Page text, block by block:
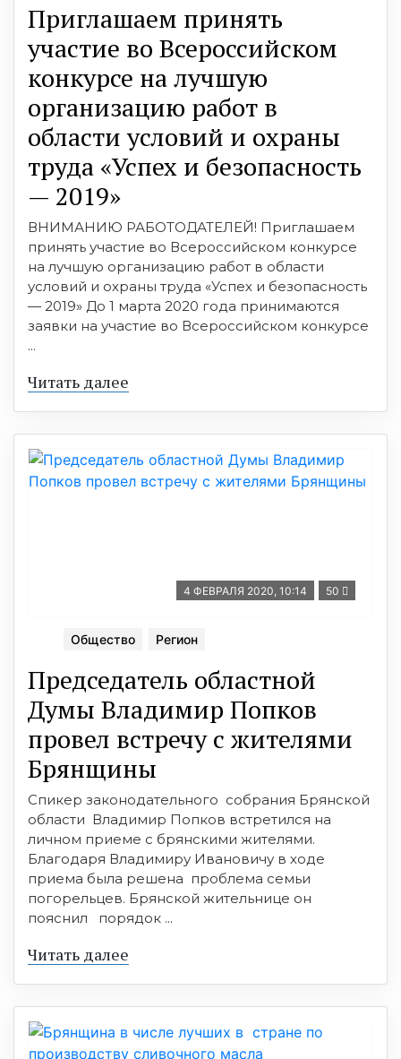
Приглашаем принять
участие во Всероссийском
конкурсе на лучшую
организацию работ в
области условий и охраны
труда «Успех и безопасность
— 2019»
ВНИМАНИЮ РАБОТОДАТЕЛЕЙ! Приглашаем
принять участие во Всероссийском конкурсе
на лучшую организацию работ в области
условий и охраны труда «Успех и безопасность
— 2019» До 1 марта 2020 года принимаются
заявки на участие во Всероссийском конкурсе
...
Читать далее
4 ФЕВРАЛЯ 2020, 10:14 50
Общество Регион
Председатель областной
Думы Владимир Попков
провел встречу с жителями
Брянщины
Спикер законодательного собрания Брянской
области Владимир Попков встретился на
личном приеме с брянскими жителями.
Благодаря Владимиру Ивановичу в ходе
приема была решена проблема семьи
погорельцев. Брянской жительнице он
пояснил порядок ...
Читать далее